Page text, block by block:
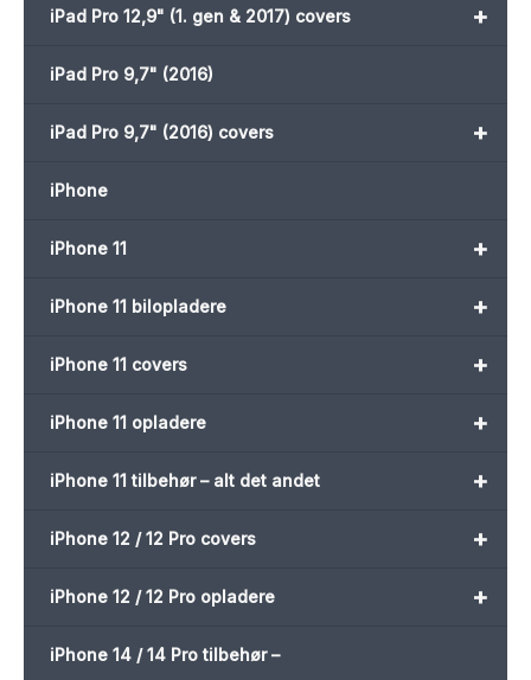
+
iPad Pro 12,9" (1. gen & 2017) covers
iPad Pro 9,7" (2016)
+
iPad Pro 9,7" (2016) covers
iPhone
+
iPhone 11
+
iPhone 11 bilopladere
+
iPhone 11 covers
+
iPhone 11 opladere
+
iPhone 11 tilbehør – alt det andet
+
iPhone 12 / 12 Pro covers
+
iPhone 12 / 12 Pro opladere
iPhone 14 / 14 Pro tilbehør –